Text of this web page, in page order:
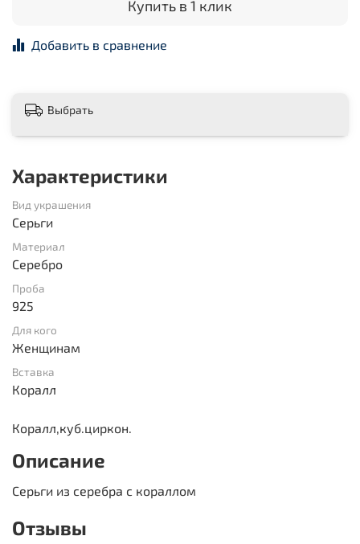
Купить в 1 клик
Добавить в сравнение
Выбрать
Характеристики
Вид украшения
Серьги
Материал
Серебро
Проба
925
Для кого
Женщинам
Вставка
Коралл
Коралл,куб.циркон.
Описание
Серьги из серебра с кораллом
Отзывы